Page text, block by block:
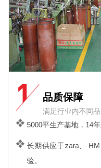
品质保障
满足行业内不同
5000平生产基地，14
长期供应于zara、
验。